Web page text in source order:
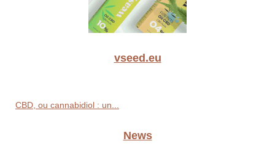
vseed.eu
CBD, ou cannabidiol : un...
News